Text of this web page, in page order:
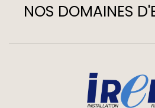
NOS DOMAINES